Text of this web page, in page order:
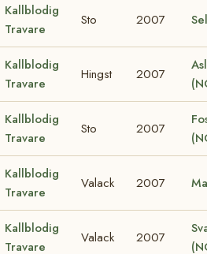
Kallblodig
Travare
Sto 2007
Kallblodig
Travare
Hingst 2007
Kallblodig
Travare
Sto 2007
Kallblodig
Travare
Valack 2007
Kallblodig
Travare
Valack 2007